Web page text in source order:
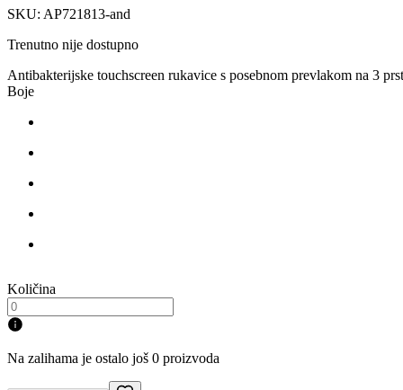
SKU: AP721813-and
Trenutno nije dostupno
Antibakterijske touchscreen rukavice s posebnom prevlakom na 3
Boje
Količina
Na zalihama je ostalo još 0 proizvoda